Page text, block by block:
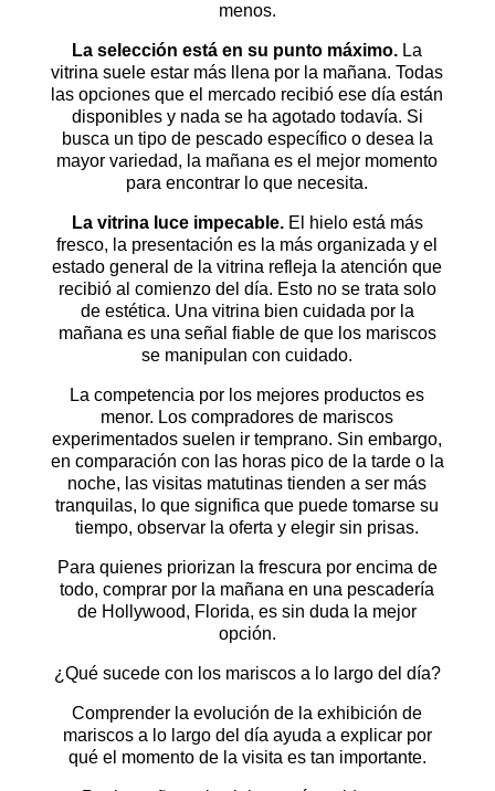
menos.
La selección está en su punto máximo. La
vitrina suele estar más llena por la mañana. Todas
las opciones que el mercado recibió ese día están
disponibles y nada se ha agotado todavía. Si
busca un tipo de pescado específico o desea la
mayor variedad, la mañana es el mejor momento
para encontrar lo que necesita.
La vitrina luce impecable.El hielo está más
fresco, la presentación es la más organizada y el
estado general de la vitrina refleja la atención que
recibió al comienzo del día. Esto no se trata solo
de estética. Una vitrina bien cuidada por la
mañana es una señal fiable de que los mariscos
se manipulan con cuidado.
La competencia por los mejores productos es
menor. Los compradores de mariscos
experimentados suelen ir temprano. Sin embargo,
en comparación con las horas pico de la tarde o la
noche, las visitas matutinas tienden a ser más
tranquilas, lo que significa que puede tomarse su
tiempo, observar la oferta y elegir sin prisas.
Para quienes priorizan la frescura por encima de
todo, comprar por la mañana en una pescadería
de Hollywood, Florida, es sin duda la mejor
opción.
¿Qué sucede con los mariscos a lo largo del día?
Comprender la evolución de la exhibición de
mariscos a lo largo del día ayuda a explicar por
qué el momento de la visita es tan importante.